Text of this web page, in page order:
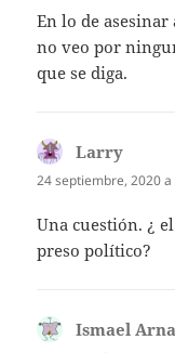
En lo de
no veo por
que se diga.
Larry
24 septiembre, 2020 a
Una cuestión. ¿
preso político?
Ismael